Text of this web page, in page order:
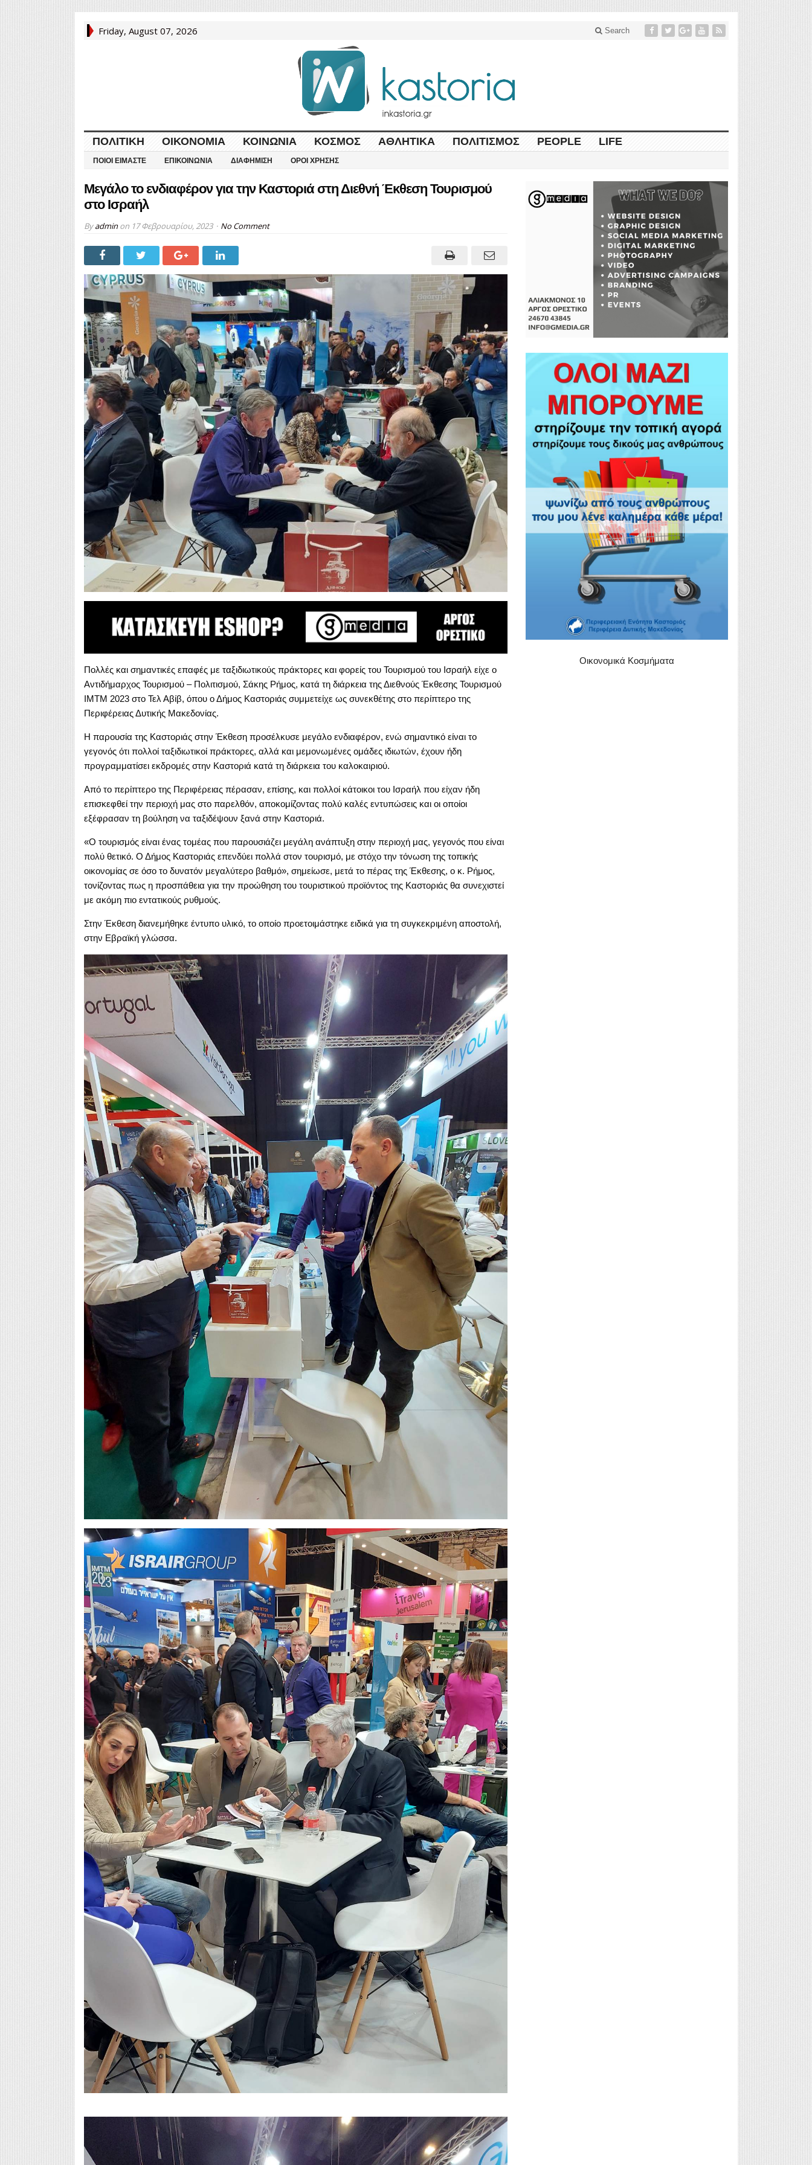
Friday, August 07, 2026 Search
ΠΟΛΙΤΙΚΉ ΟΙΚΟΝΟΜΊΑ ΚΟΙΝΩΝΊΑ ΚΌΣΜΟΣ ΑΘΛΗΤΙΚΆ ΠΟΛΙΤΙΣΜΌΣ PEOPLE LIFE
ΠΟΙΟΙ ΕΊΜΑΣΤΕ ΕΠΙΚΟΙΝΩΝΊΑ ΔΙΑΦΉΜΙΣΗ ΌΡΟΙ ΧΡΉΣΗΣ
Μεγάλο το ενδιαφέρον για την Καστοριά στη Διεθνή Έκθεση Τουρισμού
στο Ισραήλ
Byadminon 17 Φεβρουαρίου, 2023 No Comment
Πολλές και σημαντικές επαφές με ταξιδιωτικούς πράκτορες και φορείς του Τουρισμού του Ισραήλ είχε ο
Αντιδήμαρχος Τουρισμού – Πολιτισμού, Σάκης Ρήμος, κατά τη διάρκεια της Διεθνούς Έκθεσης Τουρισμού
IMTM 2023 στο Τελ Αβίβ, όπου ο Δήμος Καστοριάς συμμετείχε ως συνεκθέτης στο περίπτερο της
Περιφέρειας Δυτικής Μακεδονίας.
Η παρουσία της Καστοριάς στην Έκθεση προσέλκυσε μεγάλο ενδιαφέρον, ενώ σημαντικό είναι το
γεγονός ότι πολλοί ταξιδιωτικοί πράκτορες, αλλά και μεμονωμένες ομάδες ιδιωτών, έχουν ήδη
προγραμματίσει εκδρομές στην Καστοριά κατά τη διάρκεια του καλοκαιριού.
Από το περίπτερο της Περιφέρειας πέρασαν, επίσης, και πολλοί κάτοικοι του Ισραήλ που είχαν ήδη
επισκεφθεί την περιοχή μας στο παρελθόν, αποκομίζοντας πολύ καλές εντυπώσεις και οι οποίοι
εξέφρασαν τη βούληση να ταξιδέψουν ξανά στην Καστοριά.
«Ο τουρισμός είναι ένας τομέας που παρουσιάζει μεγάλη ανάπτυξη στην περιοχή μας, γεγονός που είναι
πολύ θετικό. Ο Δήμος Καστοριάς επενδύει πολλά στον τουρισμό, με στόχο την τόνωση της τοπικής
οικονομίας σε όσο το δυνατόν μεγαλύτερο βαθμό», σημείωσε, μετά το πέρας της Έκθεσης, ο κ. Ρήμος,
τονίζοντας πως η προσπάθεια για την προώθηση του τουριστικού προϊόντος της Καστοριάς θα συνεχιστεί
με ακόμη πιο εντατικούς ρυθμούς.
Στην Έκθεση διανεμήθηκε έντυπο υλικό, το οποίο προετοιμάστηκε ειδικά για τη συγκεκριμένη αποστολή,
στην Εβραϊκή γλώσσα.
Οικονομικά Κοσμήματα